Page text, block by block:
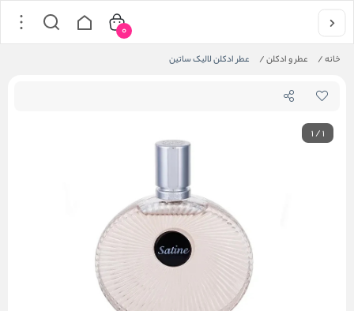
خانه/ عطر و ادکلن/ عطر ادکلن لالیک ساتین
0
1/1